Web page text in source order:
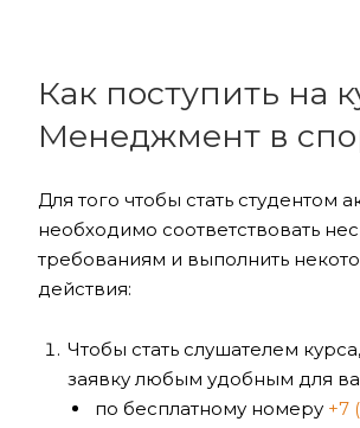
Как поступить на
Менеджмент в
Для того чтобы стать студентом
необходимо соответствовать
требованиям и выполнить
действия:
Чтобы стать слушателем
заявку любым удобным для
по бесплатному номеру +7